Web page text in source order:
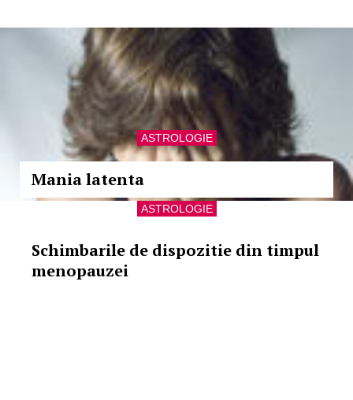
ASTROLOGIE
Mania latenta
ASTROLOGIE
Schimbarile de dispozitie din timpul
menopauzei